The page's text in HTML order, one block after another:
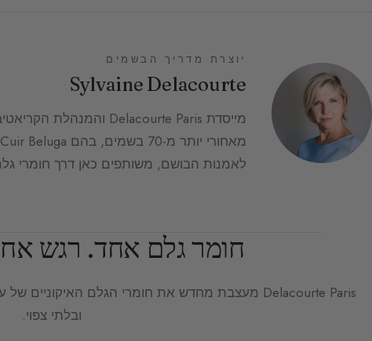
יוצרת מדריך הבשמים
Sylvaine Delacourte
לאמנות הבושם, משותפים כאן דרך חומרי
חומר גלם אחד. רגש
Delacourte Paris מעצבת מחדש את חומרי הגלם האיקוניים של
ובלתי צפוי.